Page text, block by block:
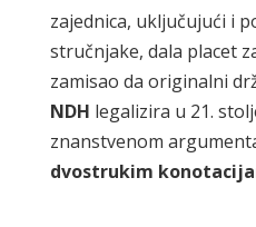
zajednica, uključujući i
stručnjake, dala placet
zamisao da originalni
NDH legalizira u 21.
znanstvenom
dvostrukim